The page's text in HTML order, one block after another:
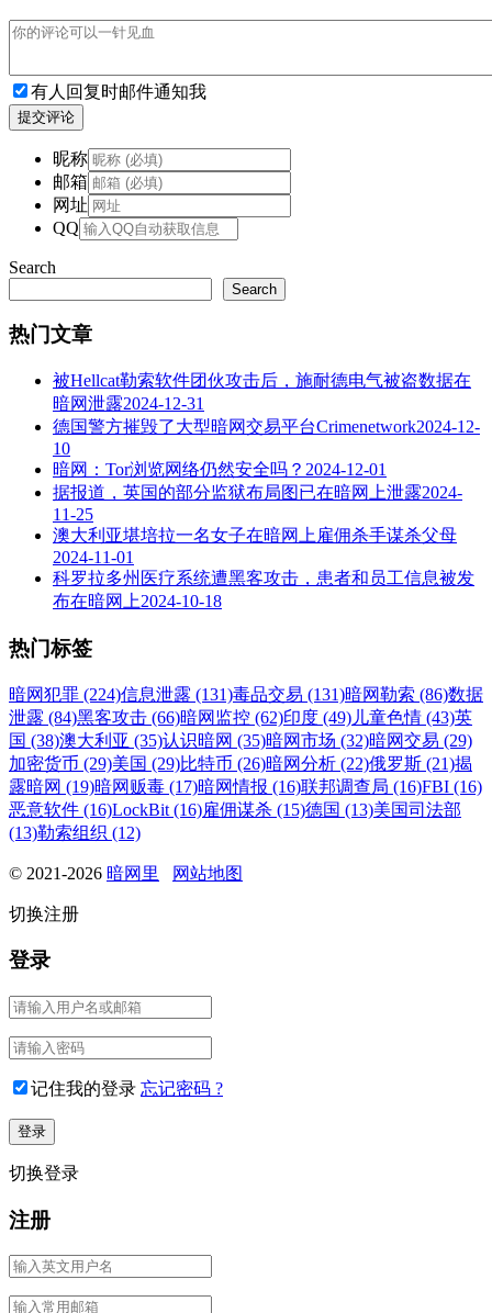
有人回复时邮件通知我
提交评论
昵称
邮箱
网址
QQ
Search
Search
热门文章
被Hellcat勒索软件团伙攻击后，施耐德电气被盗数据在
暗网泄露2024-12-31
德国警方摧毁了大型暗网交易平台Crimenetwork2024-12-
10
暗网：Tor浏览网络仍然安全吗？ 2024-12-01
据报道，英国的部分监狱布局图已在暗网上泄露2024-
11-25
澳大利亚堪培拉一名女子在暗网上雇佣杀手谋杀父母
2024-11-01
科罗拉多州医疗系统遭黑客攻击，患者和员工信息被发
布在暗网上2024-10-18
热门标签
暗网犯罪 (224)信息泄露 (131)毒品交易 (131)暗网勒索 (86)数据
泄露 (84)黑客攻击 (66)暗网监控 (62)印度 (49) 儿童色情 (43)英
国 (38)澳大利亚 (35)认识暗网 (35)暗网市场 (32)暗网交易 (29)
加密货币 (29)美国 (29)比特币 (26)暗网分析 (22)俄罗斯 (21)揭
露暗网 (19)暗网贩毒 (17)暗网情报 (16)联邦调查局 (16)FBI (16)
恶意软件 (16)LockBit (16)雇佣谋杀 (15)德国 (13)美国司法部
(13)勒索组织 (12)
© 2021-2026 暗网里 网站地图
切换注册
登录
记住我的登录 忘记密码 ?
切换登录
注册